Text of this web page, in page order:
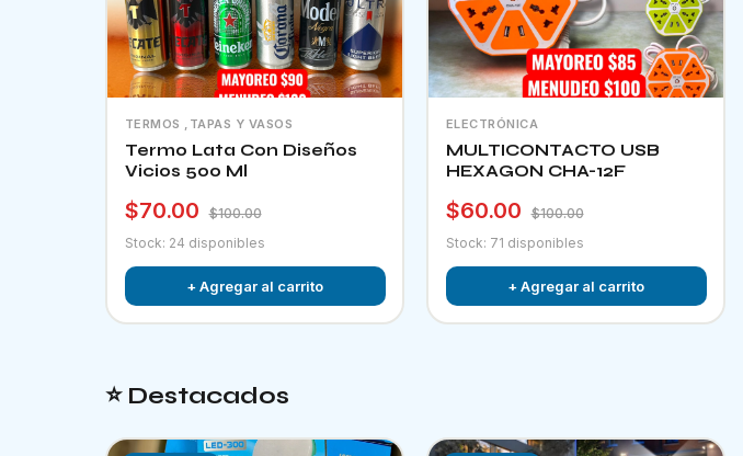
TERMOS ,TAPAS Y VASOS
Termo Lata Con Diseños
Vicios 500 Ml
$70.00
$100.00
Stock: 24 disponibles
+ Agregar al carrito
ELECTRÓNICA
MULTICONTACTO USB
HEXAGON CHA-12F
$60.00
$100.00
Stock: 71 disponibles
+ Agregar al carrito
⭐ Destacados